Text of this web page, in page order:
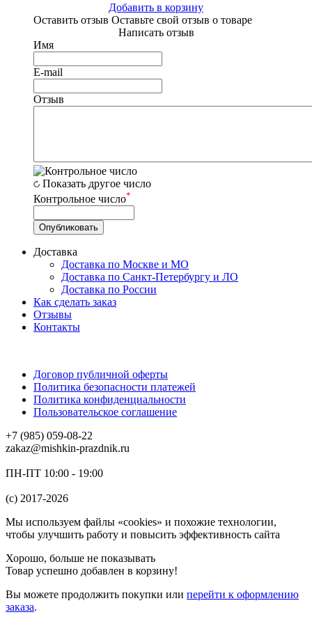
Добавить в корзину
Оставить отзыв Оставьте свой отзыв о товаре
Написать отзыв
Имя
E-mail
Отзыв
Показать другое число
Контрольное число*
Доставка
Доставка по Москве и МО
Доставка по Санкт-Петербургу и ЛО
Доставка по России
Как сделать заказ
Отзывы
Контакты
Договор публичной оферты
Политика безопасности платежей
Политика конфиденциальности
Пользовательское соглашение
+7 (985) 059-08-22
zakaz@mishkin-prazdnik.ru
ПН-ПТ 10:00 - 19:00
(c) 2017-2026
Мы используем файлы «cookies» и похожие технологии,
чтобы улучшить работу и повысить эффективность сайта
Хорошо, больше не показывать
Товар успешно добавлен в корзину!
Вы можете продолжить покупки или перейти к оформлению
заказа.